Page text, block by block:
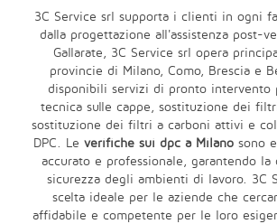
3C Service srl supporta i clienti in ogni
dalla progettazione all'assistenza post-
Gallarate, 3C Service srl opera
provincie di Milano, Como, Brescia e
disponibili servizi di pronto intervento
tecnica sulle cappe, sostituzione dei filtri
sostituzione dei filtri a carboni attivi e
DPC. Le verifiche sui dpc a Milanosono
accurato e professionale, garantendo la
sicurezza degli ambienti di lavoro. 3C
scelta ideale per le aziende che
affidabile e competente per le loro